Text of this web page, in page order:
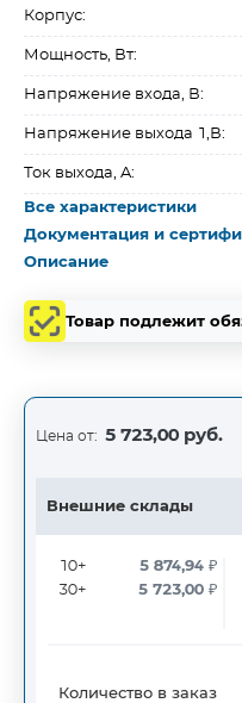
Корпус:
Мощность, Вт:
Напряжение входа, В:
Напряжение выхода 1,В:
Ток выхода, A:
Все характеристики
Документация и
Описание
Товар подлежит
Цена от: 5 723,00 руб.
Внешние склады
10+
30+
5 874,94₽
5 723,00₽
Количество в заказ